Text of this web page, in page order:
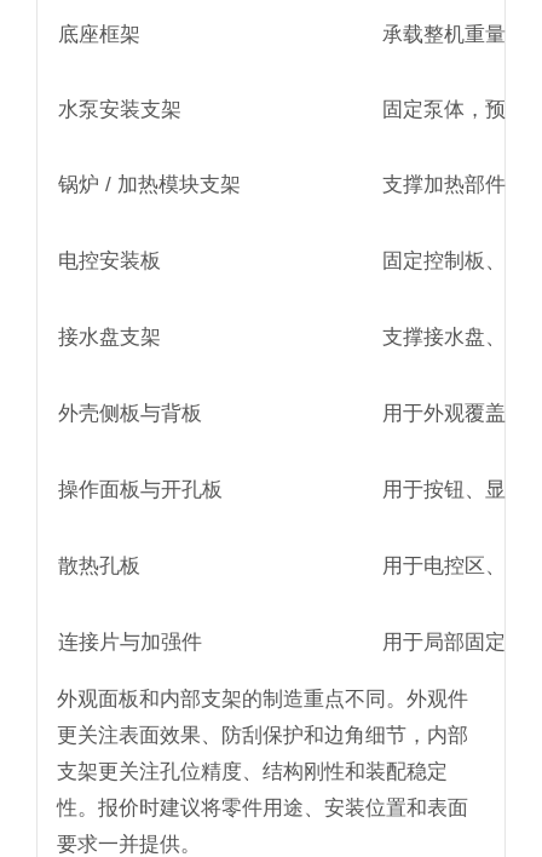
底座框架 承载整机重量，
水泵安装支架 固定泵体，预留
锅炉 / 加热模块支架 支撑加热部件，
电控安装板 固定控制板、电
接水盘支架 支撑接水盘、导
外壳侧板与背板 用于外观覆盖、
操作面板与开孔板 用于按钮、显示
散热孔板 用于电控区、加
连接片与加强件 用于局部固定、
外观面板和内部支架的制造重点不同。外观件
更关注表面效果、防刮保护和边角细节，内部
支架更关注孔位精度、结构刚性和装配稳定
性。报价时建议将零件用途、安装位置和表面
要求一并提供。